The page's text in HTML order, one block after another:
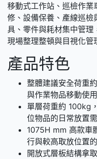
移動式工作站、巡檢作業
修、設備保養、產線巡檢
具、零件與耗材集中管
現場整理整頓與目視化管
產品特色
整體建議安全荷重
與作業物品移動使用
單層荷重約 100kg
位物品的日常放置
1075H mm 高款車
行與較高取放位置
開放式層板結構拿